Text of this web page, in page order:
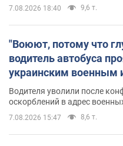
7.08.2026 18:40 9,6 т.
"Воюют, потому что
водитель автобуса
украинским военным
Водителя уволили после
оскорблений в адрес
7.08.2026 15:47 8,6 т.